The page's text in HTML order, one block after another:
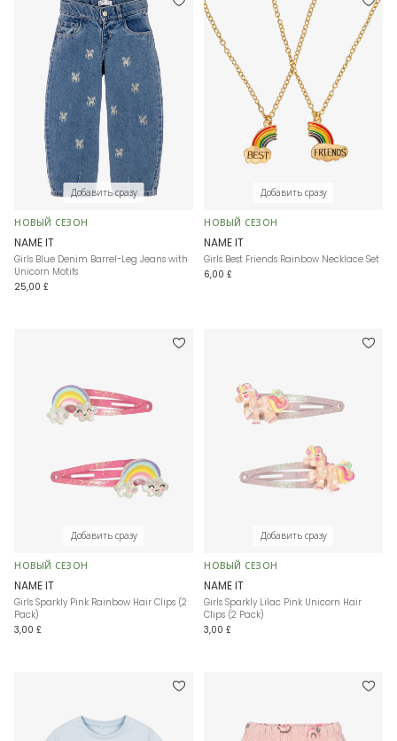
Добавить сразу
НОВЫЙ СЕЗОН
NAME IT
Girls Blue Denim Barrel-Leg Jeans with
Unicorn Motifs
25,00 £
Добавить сразу
НОВЫЙ СЕЗОН
NAME IT
Girls Best Friends Rainbow Necklace Set
6,00 £
Добавить сразу
НОВЫЙ СЕЗОН
NAME IT
Girls Sparkly Pink Rainbow Hair Clips (2
Pack)
3,00 £
Добавить сразу
НОВЫЙ СЕЗОН
NAME IT
Girls Sparkly Lilac Pink Unicorn Hair
Clips (2 Pack)
3,00 £